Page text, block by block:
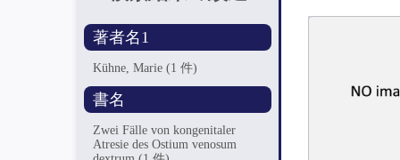
著者名1
Kühne, Marie(1 件)
書名
Zwei Fälle von kongenitaler
Atresie des Ostium venosum